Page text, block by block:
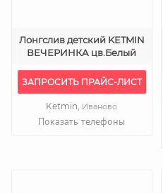
Лонгслив детский KETMIN
ВЕЧЕРИНКА цв.Белый
ЗАПРОСИТЬ ПРАЙС-ЛИСТ
Ketmin, Иваново
Показать телефоны